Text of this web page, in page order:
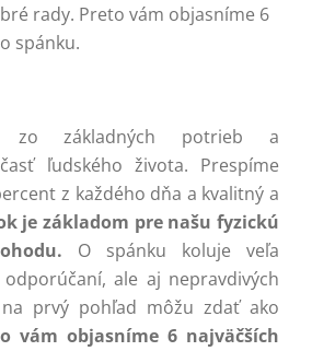
rady. Preto vám objasníme 6
spánku.
zo základných potrieb a
ľudského života. Prespíme
z každého dňa a kvalitný a
je základom pre našu fyzickú
O spánku koluje veľa
ale aj nepravdivých
prvý pohľad môžu zdať ako
vám objasníme 6 najväčších